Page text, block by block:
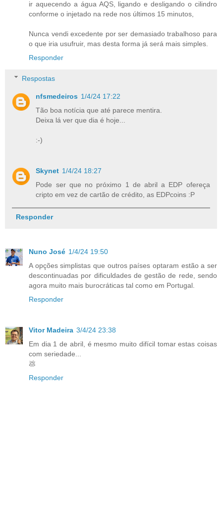
ir aquecendo a água AQS, ligando e desligando o cilindro
conforme o injetado na rede nos últimos 15 minutos,
Nunca vendi excedente por ser demasiado trabalhoso para
o que iria usufruir, mas desta forma já será mais simples.
Responder
Respostas
nfsmedeiros 1/4/24 17:22
Tão boa notícia que até parece mentira.
Deixa lá ver que dia é hoje...
:-)
Skynet 1/4/24 18:27
Pode ser que no próximo 1 de abril a EDP ofereça
cripto em vez de cartão de crédito, as EDPcoins :P
Responder
Nuno José 1/4/24 19:50
A opções simplistas que outros países optaram estão a ser
descontinuadas por dificuldades de gestão de rede, sendo
agora muito mais burocráticas tal como em Portugal.
Responder
Vitor Madeira 3/4/24 23:38
Em dia 1 de abril, é mesmo muito difícil tomar estas coisas
com seriedade...
💩
Responder